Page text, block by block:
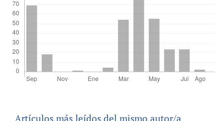
Artículos más leídos del mismo autor/a